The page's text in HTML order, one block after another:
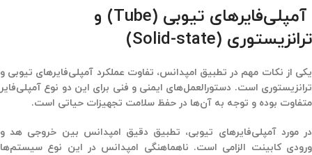
آمپلی‌فایرهای تیوبی (Tube) و
ترانزیستوری (Solid-state)
یکی از نکات مهم در تطبیق امپدانس، تفاوت عملکرد آمپلی‌فایرهای تیوبی و
ترانزیستوری است. دستورالعمل‌های ایمنی و فنی برای این دو نوع آمپلی‌فایر
متفاوت بوده و توجه به آن‌ها در حفظ سلامت تجهیزات حیاتی است.
در موردآمپلی‌فایرهای تیوبی، تطبیق دقیق امپدانس بین خروجی هد و
ورودی کابینت الزامی است. ناهماهنگی امپدانس در این نوع سیستم‌ها